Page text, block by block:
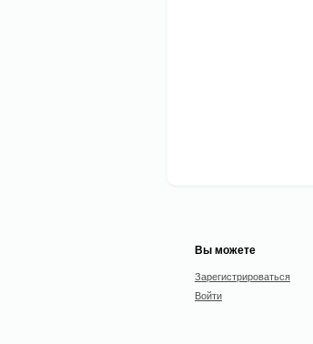
Вы можете
Зарегистрироваться
Войти